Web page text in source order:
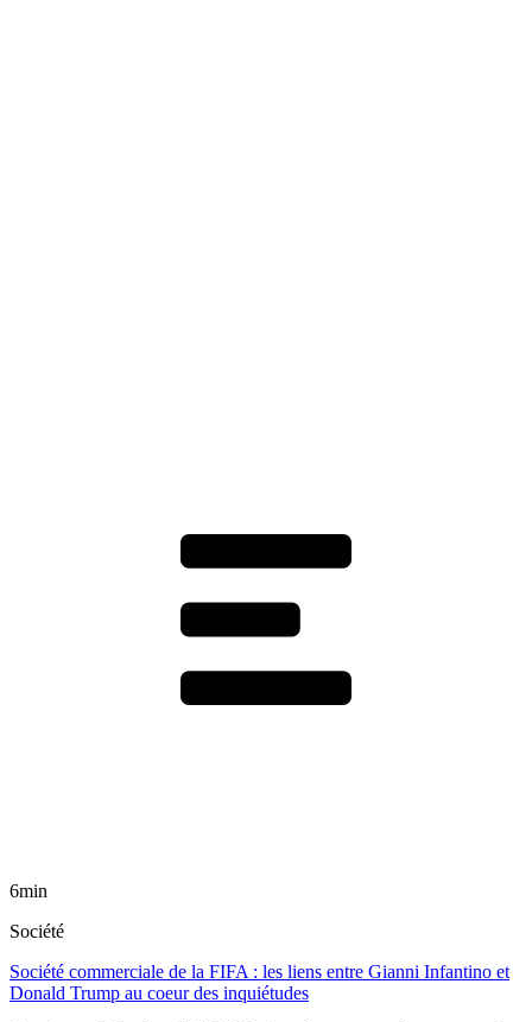
6min
Société
Société commerciale de la FIFA : les liens entre Gianni Infantino et
Donald Trump au coeur des inquiétudes